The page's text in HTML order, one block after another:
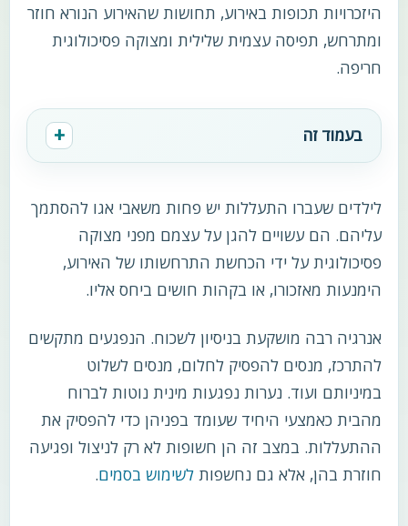
היזכרויות תכופות באירוע, תחושות שהאירוע הנורא חוזר
ומתרחש, תפיסה עצמית שלילית ומצוקה פסיכולוגית
חריפה.
בעמוד זה
לילדים שעברו התעללות יש פחות משאבי אגו להסתמך
עליהם. הם עשויים להגן על עצמם מפני מצוקה
פסיכולוגית על ידי הכחשת התרחשותו של האירוע,
הימנעות מאזכורו, או בקהות חושים ביחס אליו.
אנרגיה רבה מושקעת בניסיון לשכוח. הנפגעים מתקשים
להתרכז, מנסים להפסיק לחלום, מנסים לשלוט
במיניותם ועוד. נערות נפגעות מינית נוטות לברוח
מהבית כאמצעי היחיד שעומד בפניהן כדי להפסיק את
ההתעללות. במצב זה הן חשופות לא רק לניצול ופגיעה
חוזרת בהן, אלא גם נחשפות לשימוש בסמים.